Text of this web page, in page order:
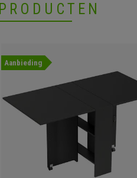
PRODUCTEN
Aanbieding